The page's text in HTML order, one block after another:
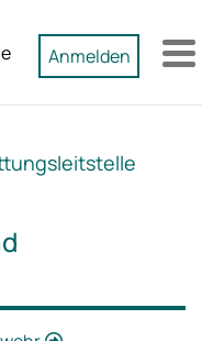
Anmelden